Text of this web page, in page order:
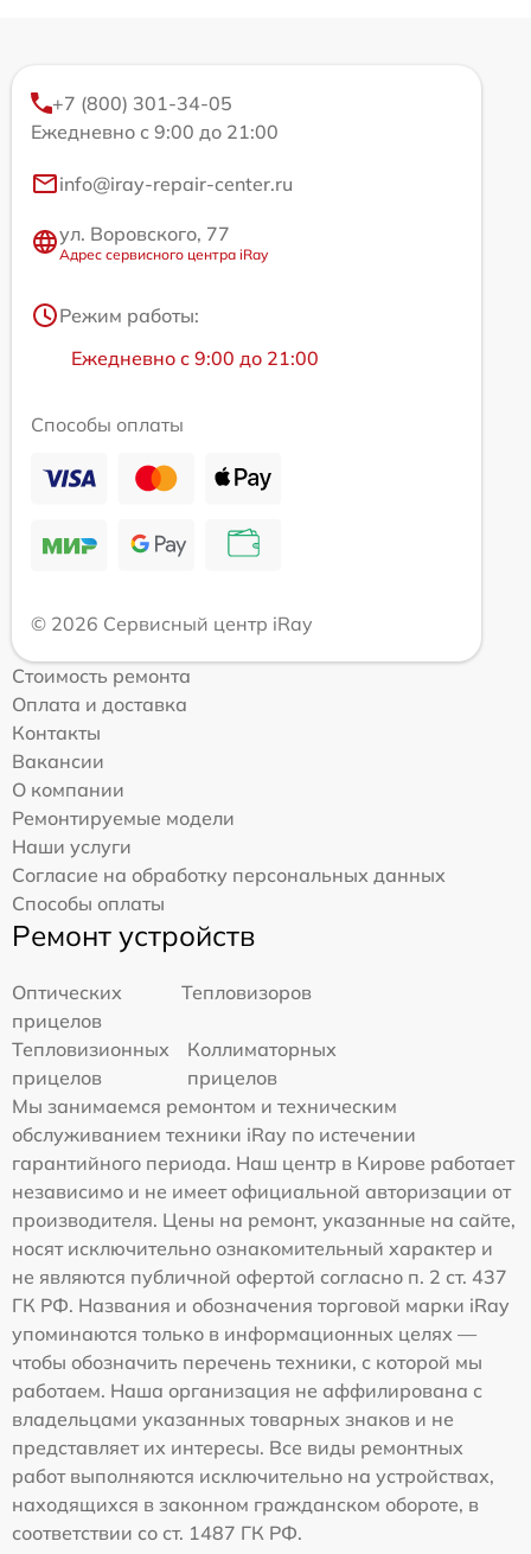
+7 (800) 301-34-05
Ежедневно с 9:00 до 21:00
info@iray-repair-center.ru
ул. Воровского, 77
Адрес сервисного центра iRay
Режим работы:
Ежедневно с 9:00 до 21:00
Способы оплаты
© 2026 Сервисный центр iRay
Стоимость ремонта
Оплата и доставка
Контакты
Вакансии
О компании
Ремонтируемые модели
Наши услуги
Согласие на обработку персональных данных
Способы оплаты
Ремонт устройств
Оптических
прицелов
Тепловизоров
Тепловизионных
прицелов
Коллиматорных
прицелов
Мы занимаемся ремонтом и техническим
обслуживанием техники iRay по истечении
гарантийного периода. Наш центр в Кирове работает
независимо и не имеет официальной авторизации от
производителя. Цены на ремонт, указанные на сайте,
носят исключительно ознакомительный характер и
не являются публичной офертой согласно п. 2 ст. 437
ГК РФ. Названия и обозначения торговой марки iRay
упоминаются только в информационных целях —
чтобы обозначить перечень техники, с которой мы
работаем. Наша организация не аффилирована с
владельцами указанных товарных знаков и не
представляет их интересы. Все виды ремонтных
работ выполняются исключительно на устройствах,
находящихся в законном гражданском обороте, в
соответствии со ст. 1487 ГК РФ.